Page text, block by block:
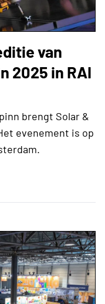
van
2025 in RAI
brengt Solar &
evenement is op